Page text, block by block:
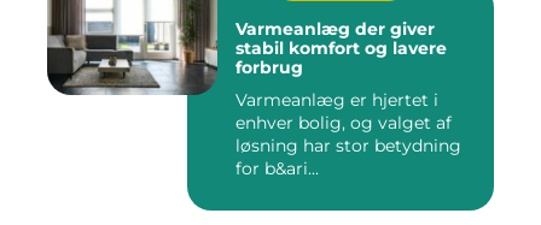
Varmeanlæg der giver
stabil komfort og lavere
forbrug
Varmeanlæg er hjertet i
enhver bolig, og valget af
løsning har stor betydning
for b&ari...